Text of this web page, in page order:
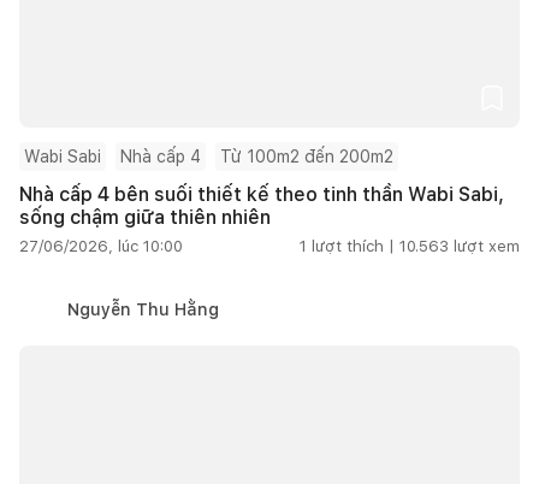
Wabi Sabi Nhà cấp 4 Từ 100m2 đến 200m2
Nhà cấp 4 bên suối thiết kế theo tinh thần Wabi Sabi,
sống chậm giữa thiên nhiên
27/06/2026, lúc 10:00 1 lượt thích | 10.563 lượt xem
Nguyễn Thu Hằng